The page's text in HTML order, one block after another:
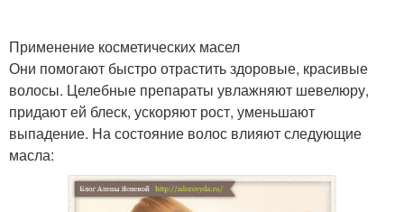
Применение косметических масел
Они помогают быстро отрастить здоровые, красивые
волосы. Целебные препараты увлажняют шевелюру,
придают ей блеск, ускоряют рост, уменьшают
выпадение. На состояние волос влияют следующие
масла: